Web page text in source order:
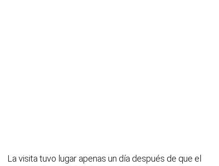
La visita tuvo lugar apenas un día después de que el